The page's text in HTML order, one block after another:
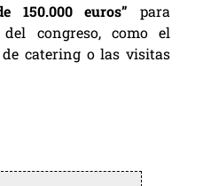
150.000 euros” para
congreso, como el
catering o las visitas